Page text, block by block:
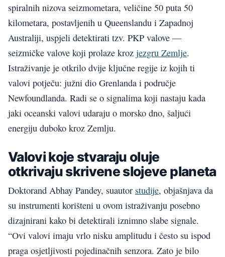
spiralnih nizova seizmometara, veličine 50 puta 50
kilometara, postavljenih u Queenslandu i Zapadnoj
Australiji, uspjeli detektirati tzv. PKP valove —
seizmičke valove koji prolaze kroz jezgru Zemlje.
Istraživanje je otkrilo dvije ključne regije iz kojih ti
valovi potječu: južni dio Grenlanda i područje
Newfoundlanda. Radi se o signalima koji nastaju kada
jaki oceanski valovi udaraju o morsko dno, šaljući
energiju duboko kroz Zemlju.
Valovi koje stvaraju oluje
otkrivaju skrivene slojeve planeta
Doktorand Abhay Pandey, suautor studije, objašnjava da
su instrumenti korišteni u ovom istraživanju posebno
dizajnirani kako bi detektirali iznimno slabe signale.
“Ovi valovi imaju vrlo nisku amplitudu i često su ispod
praga osjetljivosti pojedinačnih senzora. Zato je bilo